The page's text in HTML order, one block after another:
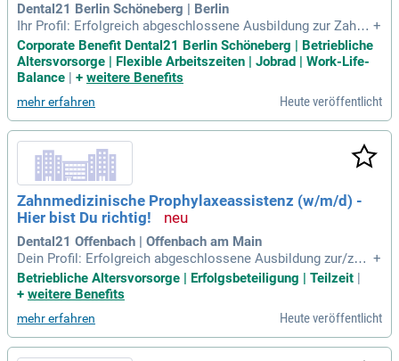
Dental21 Berlin Schöneberg | Berlin
Ihr Profil: Erfolgreich abgeschlossene Ausbildung zur Zahn
medizinischen Fachangestellten; ZFA und abgeschlossener
Prophylaxe Basiskurs; Gute EDV-Kenntnisse; Idealerweise er
ste Berufserfahrung in der Rolle als ZMP; Kommunikationss
+
Corporate Benefit Dental21 Berlin Schöneberg | Betriebliche
Altersvorsorge | Flexible Arbeitszeiten | Jobrad | Work-Life-
Balance
+ weitere Benefits
mehr erfahren Heute veröffentlicht
Zahnmedizinische Prophylaxeassistenz (w/m/d) -
Hier bist Du richtig!
Dental21 Offenbach | Offenbach am Main
Dein Profil: Erfolgreich abgeschlossene Ausbildung zur/zum
Zahnmedizinischen Fachangestellten und abgeschlossener
Prophylaxe Basiskurs; Gute EDV-Kenntnisse; Idealerweise er
tärke sowie freundliches
+
Betriebliche Altersvorsorge | Erfolgsbeteiligung | Teilzeit |
+ weitere Benefits
mehr erfahren Heute veröffentlicht